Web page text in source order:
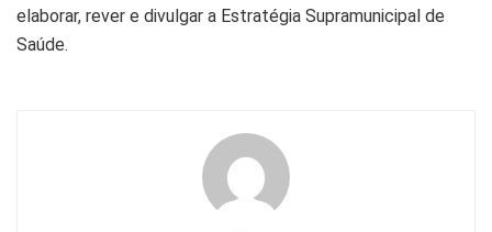
elaborar, rever e divulgar a Estratégia Supramunicipal de
Saúde.